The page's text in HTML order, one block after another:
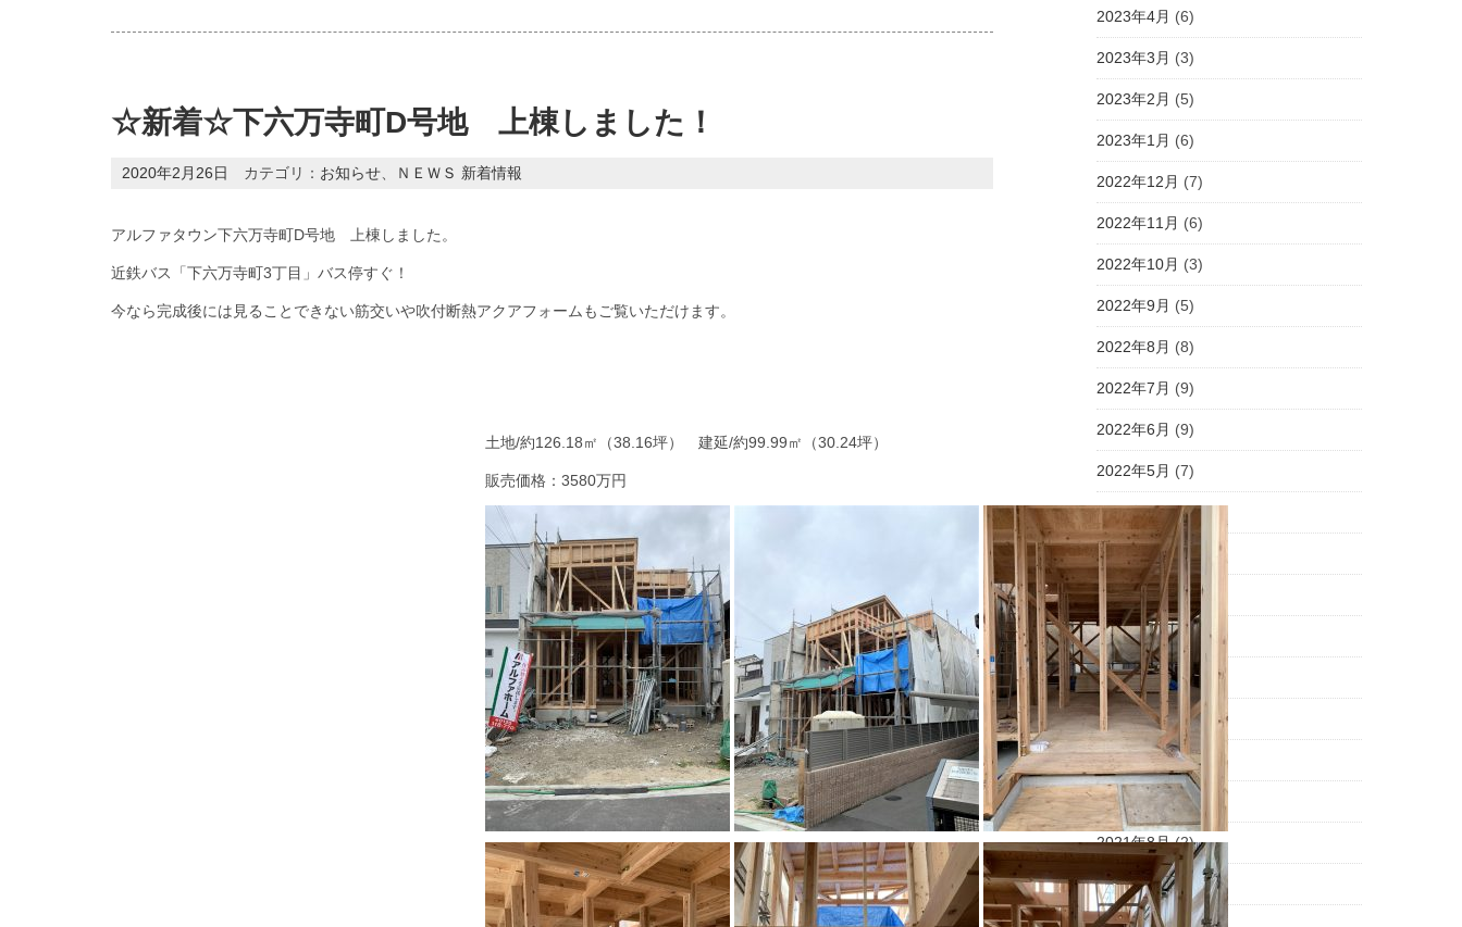
☆新着☆下六万寺町D号地 上棟しました！
2020年2月26日 カテゴリ： お知らせ ＮＥＷＳ 新着情報
アルファタウン下六万寺町D号地 上棟しました。
近鉄バス「下六万寺町3丁目」バス停すぐ！
今なら完成後には見ることできない筋交いや吹付断熱アクアフォームもご覧いただけます。
土地/約126.18㎡（38.16坪） 建延/約99.99㎡（30.24坪）
販売価格：3580万円
2023年4月 (6)
2023年3月 (3)
2023年2月 (5)
2023年1月 (6)
2022年12月 (7)
2022年11月 (6)
2022年10月 (3)
2022年9月 (5)
2022年8月 (8)
2022年7月 (9)
2022年6月 (9)
2022年5月 (7)
2022年4月(11)
2022年3月(6)
2022年2月(6)
2022年1月(7)
2021年12月 (10)
2021年11月 (2)
2021年10月(5)
2021年9月(6)
2021年8月(2)
2021年7月(8)